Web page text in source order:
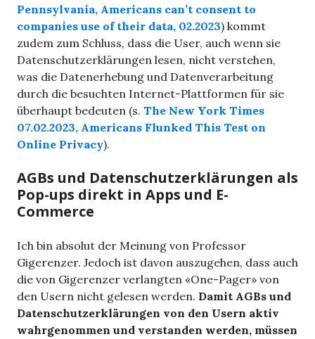
Pennsylvania, Americans can’t consent to
companies use of their data, 02.2023) kommt
zudem zum Schluss, dass die User, auch wenn sie
Datenschutzerklärungen lesen, nicht verstehen,
was die Datenerhebung und Datenverarbeitung
durch die besuchten Internet-Plattformen für sie
überhaupt bedeuten (s. The New York Times
07.02.2023, Americans Flunked This Test on
Online Privacy).
AGBs und Datenschutzerklärungen als
Pop-ups direkt in Apps und E-
Commerce
Ich bin absolut der Meinung von Professor
Gigerenzer. Jedoch ist davon auszugehen, dass auch
die von Gigerenzer verlangten «One-Pager» von
den Usern nicht gelesen werden. Damit AGBs und
Datenschutzerklärungen von den Usern aktiv
wahrgenommen und verstanden werden, müssen